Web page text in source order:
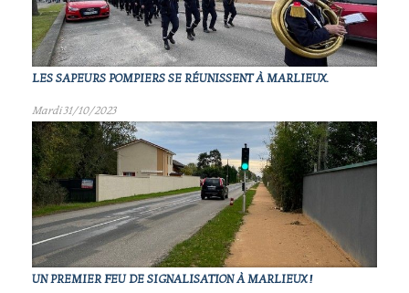
LES SAPEURS POMPIERS SE RÉUNISSENT À MARLIEUX.
Mardi 31/10/2023
UN PREMIER FEU DE SIGNALISATION À MARLIEUX !